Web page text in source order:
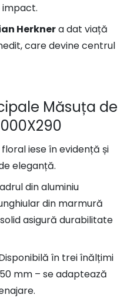
Herknera dat viață
care devine centrul
Măsuța de
floral iese în evidență și
eleganță.
din aluminiu
din marmură
asigură durabilitate
în trei înălțimi
mm – se adaptează